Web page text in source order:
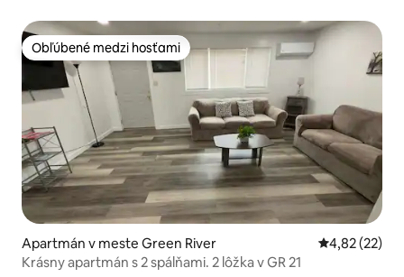
Obľúbené medzi hosťami
Obľúbené medzi hosťami
Apartmán v meste Green River Priemerné
4,82 (22)
Krásny apartmán s 2 spálňami. 2 lôžka v GR 21